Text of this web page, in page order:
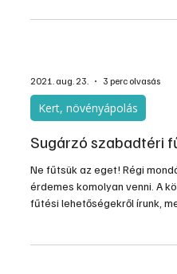
2021. aug. 23. 3 perc olvasás
Kert, növényápolás
Sugárzó szabadtéri
Ne fűtsük az eget! Régi
érdemes komolyan venni. A
fűtési lehetőségekről írunk,